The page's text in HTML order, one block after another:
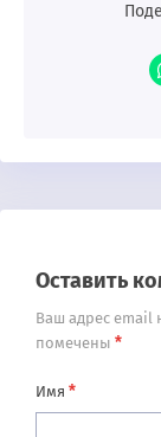
Оставить
Ваш адрес email
помечены *
Имя *